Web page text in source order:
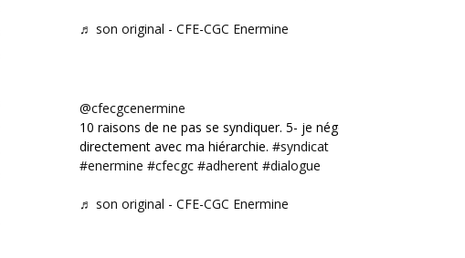
♬ son original - CFE-CGC Enermine
@cfecgcenermine
10 raisons de ne pas se syndiquer. 5- je négocie
directement avec ma hiérarchie. #syndicat
#enermine #cfecgc #adherent #dialogue
♬ son original - CFE-CGC Enermine